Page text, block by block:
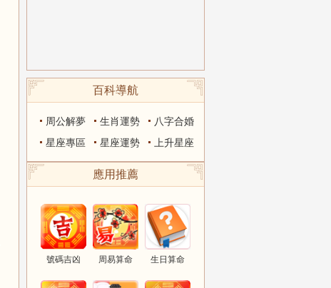
百科導航
周公解夢 生肖運勢
八字合婚
星座專區
星座運勢 上升星座
應用推薦
號碼吉凶 周易算命 生日算命